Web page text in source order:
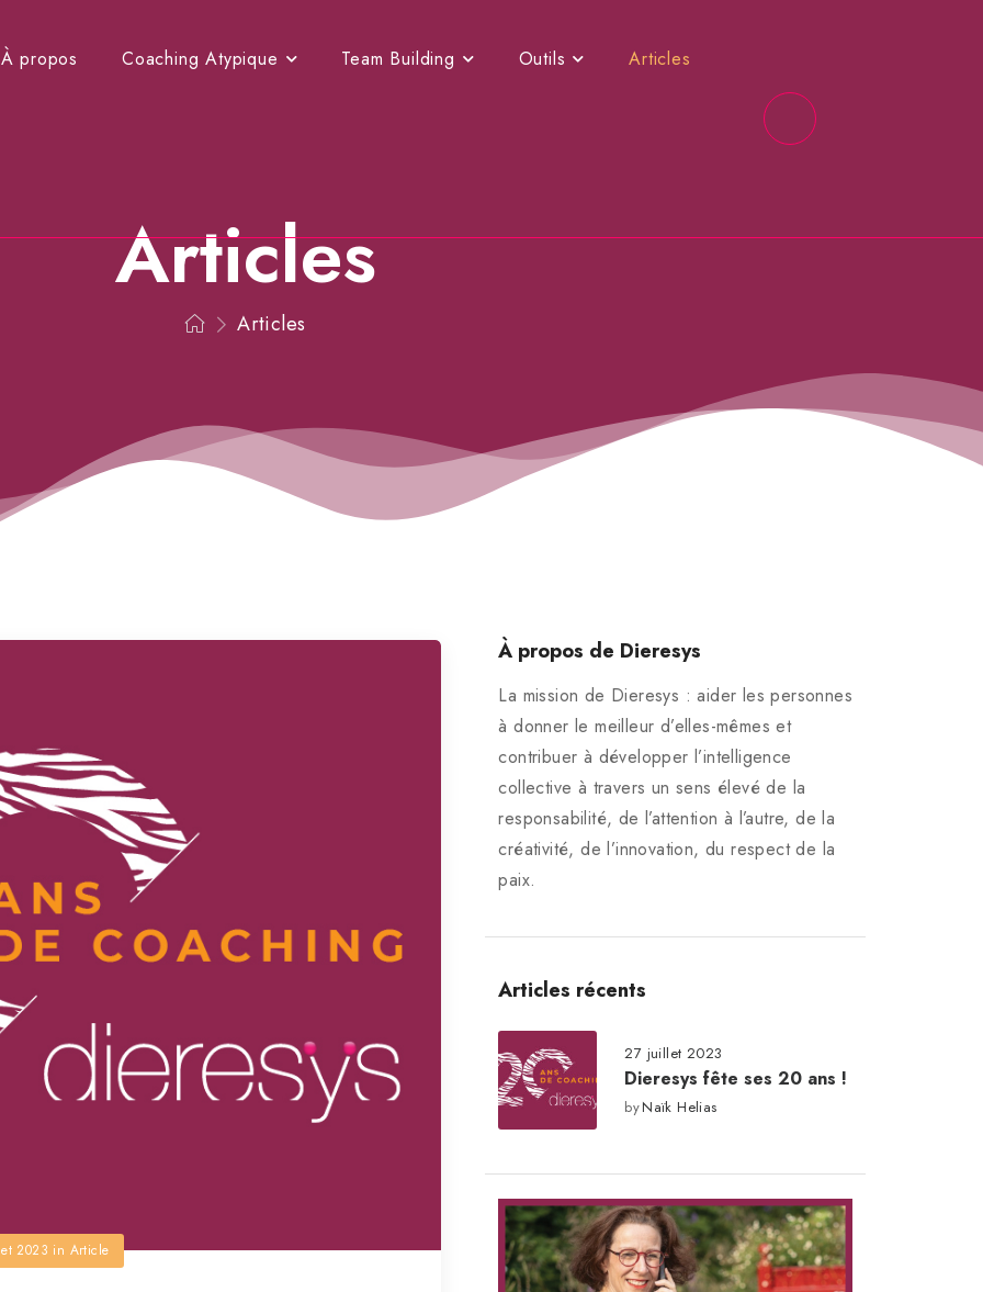
À propos Coaching Atypique Team Building Outils Articles
Articles
Articles
À propos de Dieresys
La mission de Dieresys : aider les personnes
à donner le meilleur d’elles-mêmes et
contribuer à développer l’intelligence
collective à travers un sens élevé de la
responsabilité, de l’attention à l’autre, de la
créativité, de l’innovation, du respect de la
paix.
Articles récents
27 juillet 2023
Dieresys fête ses 20 ans !
byNaïk Helias
2023 in Article